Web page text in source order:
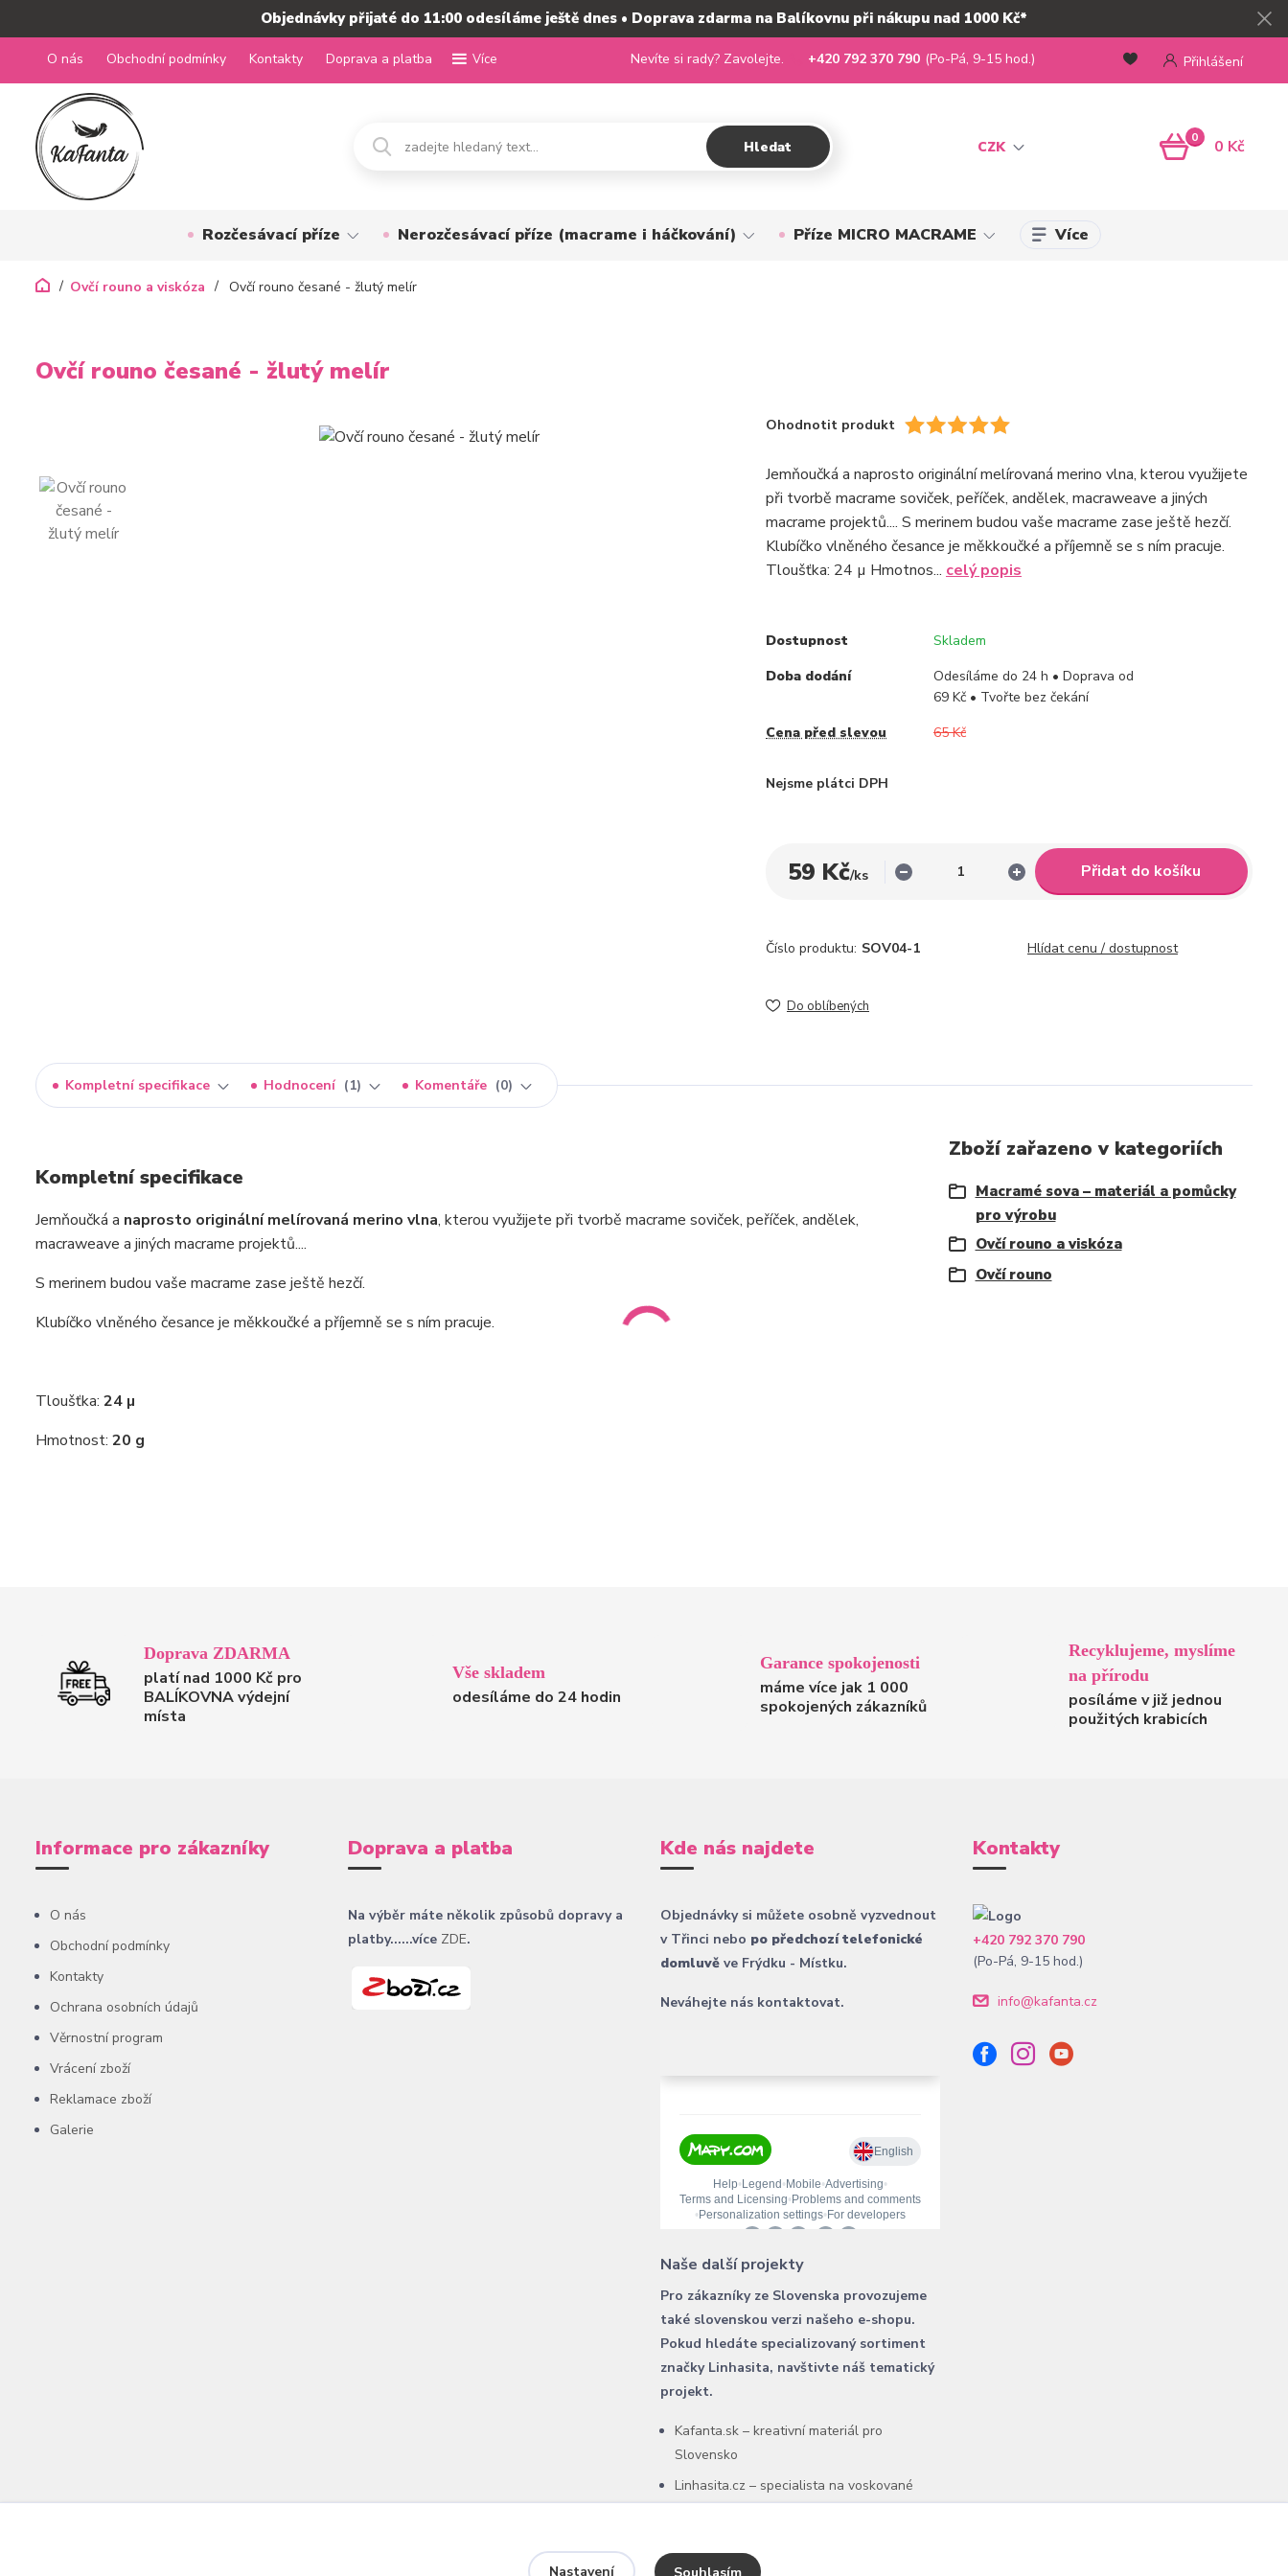
Objednávky přijaté do 11:00 odesíláme ještě dnes • Doprava zdarma na Balíkovnu při nákupu nad 1000 Kč*
O nás Obchodní podmínky Kontakty Doprava a platba Více
CZK
Přihlášení
Hledat
Nevíte si rady? Zavolejte. +420 792 370 790 (Po-Pá, 9-15 hod.)
0 0 Kč
Rozčesávací příze Nerozčesávací příze (macrame i háčkování) Příze MICRO MACRAME Více
Ovčí rouno a viskóza Ovčí rouno česané - žlutý melír
Ovčí rouno česané - žlutý melír
Ohodnotit produkt
Jemňoučká a naprosto originální melírovaná merino vlna, kterou využijete
při tvorbě macrame soviček, peříček, andělek, macraweave a jiných
macrame projektů.... S merinem budou vaše macrame zase ještě hezčí.
Klubíčko vlněného česance je měkkoučké a příjemně se s ním pracuje.
Tloušťka: 24 µ Hmotnos... celý popis
Dostupnost
Skladem
Doba dodání
Odesíláme do 24 h • Doprava od
69 Kč • Tvořte bez čekání
Cena před slevou
65 Kč
Nejsme plátci DPH
59 Kč/ks Přidat do košíku
Číslo produktu: SOV04-1 Hlídat cenu / dostupnost
Do oblíbených
Kompletní specifikace Hodnocení 1 Komentáře 0
Kompletní specifikace
Jemňoučká a naprosto originální melírovaná merino vlna, kterou využijete při tvorbě macrame soviček, peříček, andělek,
macraweave a jiných macrame projektů....
S merinem budou vaše macrame zase ještě hezčí.
Klubíčko vlněného česance je měkkoučké a příjemně se s ním pracuje.
Tloušťka: 24 µ
Hmotnost: 20 g
Zboží zařazeno v kategoriích
Macramé sova – materiál a pomůcky
pro výrobu
Ovčí rouno a viskóza
Ovčí rouno
Doprava ZDARMA
platí nad 1000 Kč pro
BALÍKOVNA výdejní
místa
Vše skladem
odesíláme do 24 hodin
Garance spokojenosti
máme více jak 1 000
spokojených zákazníků
Recyklujeme, myslíme
na přírodu
posíláme v již jednou
použitých krabicích
Informace pro zákazníky
O nás
Obchodní podmínky
Kontakty
Ochrana osobních údajů
Věrnostní program
Vrácení zboží
Reklamace zboží
Galerie
Doprava a platba
Na výběr máte několik způsobů dopravy a
platby......více ZDE.
Kde nás najdete
Objednávky si můžete osobně vyzvednout
v Třinci nebo po předchozí telefonické
domluvě ve Frýdku - Místku.
Neváhejte nás kontaktovat.
Naše další projekty
Pro zákazníky ze Slovenska provozujeme
také slovenskou verzi našeho e-shopu.
Pokud hledáte specializovaný sortiment
značky Linhasita, navštivte náš tematický
projekt.
Kafanta.sk – kreativní materiál pro
Slovensko
Linhasita.cz – specialista na voskované
šňůry Linhasita
Kontakty
+420 792 370 790
(Po-Pá, 9-15 hod.)
info@kafanta.cz
Nastavení Souhlasím